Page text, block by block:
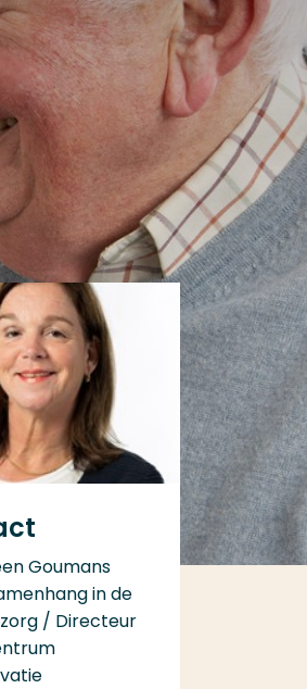
Goumans
in de
/ Directeur